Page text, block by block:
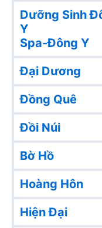
Dưỡng Sinh
Y
Spa-Đông Y
Đại Dương
Đồng Quê
Đồi Núi
Bờ Hồ
Hoàng Hôn
Hiện Đại